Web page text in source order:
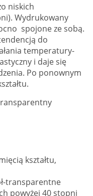
niskich
Wydrukowany
spojone ze sobą.
do
temperatury-
i daje się
Po ponownym
kształtu,
transparentne
powyżej 40 stopni